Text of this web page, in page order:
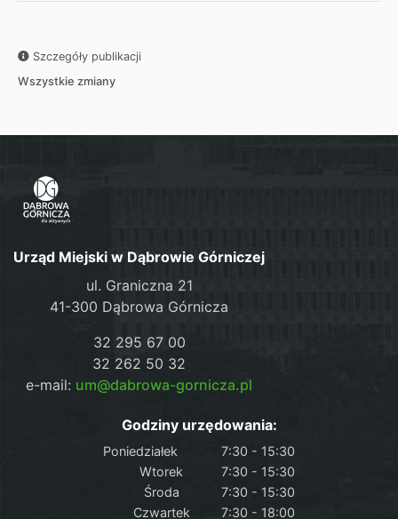
Szczegóły publikacji
Wszystkie zmiany
Urząd Miejski w Dąbrowie Górniczej
ul. Graniczna 21
41-300 Dąbrowa Górnicza
32 295 67 00
32 262 50 32
e-mail: um@dabrowa-gornicza.pl
Godziny urzędowania:
Poniedziałek
7:30 - 15:30
Wtorek
7:30 - 15:30
Środa
7:30 - 15:30
Czwartek
7:30 - 18:00